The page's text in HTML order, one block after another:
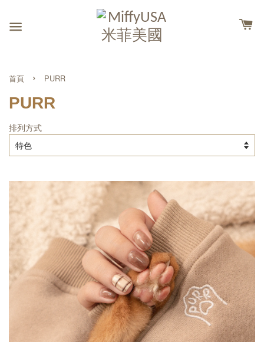
首頁 › PURR
PURR
排列方式